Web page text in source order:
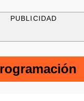
PUBLICIDAD